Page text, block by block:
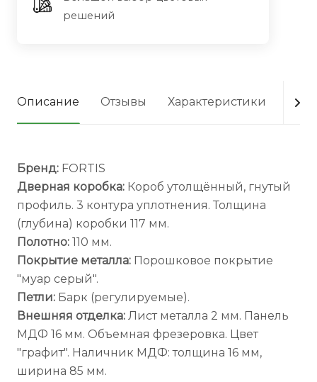
решений
Описание Отзывы Характеристики
Бренд: FORTIS
Дверная коробка: Короб утолщённый, гнутый
профиль. 3 контура уплотнения. Толщина
(глубина) коробки 117 мм.
Полотно: 110 мм.
Покрытие металла: Порошковое покрытие
"муар серый".
Петли: Барк (регулируемые).
Внешняя отделка: Лист металла 2 мм. Панель
МДФ 16 мм. Объемная фрезеровка. Цвет
"графит". Наличник МДФ: толщина 16 мм,
ширина 85 мм.